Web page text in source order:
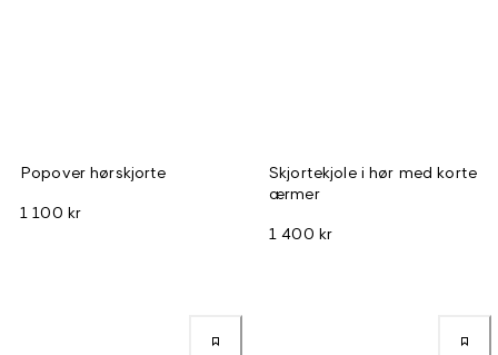
Popover hørskjorte
1 100 kr
Skjortekjole i hør med korte
ærmer
1 400 kr